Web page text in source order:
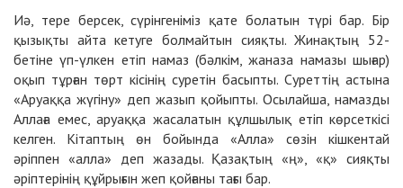
Иә, тере берсек, сүрінгеніміз қате болатын түрі бар. Бір
қызықты айта кетуге болмайтын сияқты. Жинақтың 52-
бетіне үп-үлкен етіп намаз (бәлкім, жаназа намазы шығар)
оқып тұрған төрт кісінің суретін басыпты. Суреттің астына
«Аруаққа жүгіну» деп жазып қойыпты. Осылайша, намазды
Аллаға емес, аруаққа жасалатын құлшылық етіп көрсеткісі
келген. Кітаптың өн бойында «Алла» сөзін кішкентай
әріппен «алла» деп жазады. Қазақтың «ң», «қ» сияқты
әріптерінің құйрығын жеп қойғаны тағы бар.